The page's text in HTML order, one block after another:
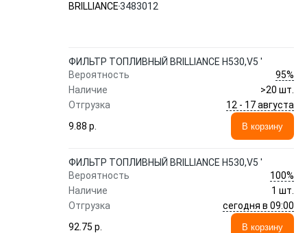
BRILLIANCE3483012
ФИЛЬТР ТОПЛИВНЫЙ BRILLIANCE H530,V5 '
Вероятность
95%
Наличие
>20 шт.
Отгрузка
12 - 17 августа
9.88 p.
В корзину
ФИЛЬТР ТОПЛИВНЫЙ BRILLIANCE H530,V5 '
Вероятность
100%
Наличие
1 шт.
Отгрузка
сегодня в 09:00
92.75 p.
В корзину